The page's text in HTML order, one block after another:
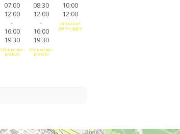
07:00
12:00
-
16:00
19:30
Chiuso per
pranzo
08:30
12:00
-
16:00
19:30
Chiuso per
pranzo
10:00
12:00
Chiuso al
pomeriggio